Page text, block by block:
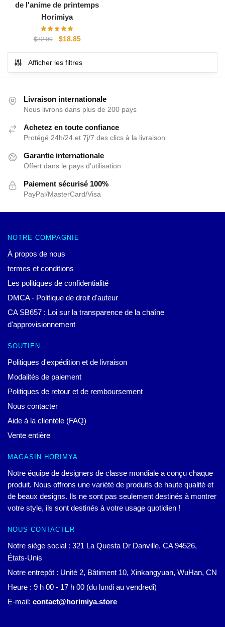
de l'anime de printemps
Horimiya
$22.00
Le
initial
était :
$18.85Le
actuel
est :
Afficher les filtres
Livraison internationale
Nous livrons dans plus de 200 pays
Achetez en toute confiance
Protégé 24h/24 et 7j/7 des clics à la livraison
Garantie internationale
Offert dans le pays d'utilisation
Paiement sécurisé 100%
PayPal/MasterCard/Visa
NOTRE COMPAGNIE
À propos de nous
termes et conditions
Les politiques de confidentialité
DMCA - Politique de droit d'auteur
CA SB657 : Loi sur la transparence de la chaîne
d'approvisionnement
SOUTIEN
Politiques d'expédition et de livraison
Modalités de paiement
Politiques de retour et de remboursement
Nous contacter
Aide à la clientèle (FAQ)
Vente entière
MAGASIN HORIMYA
Notre équipe de designers de classe mondiale a conçu chaque
produit. Nous offrons une variété de produits de haute qualité et
de beaux designs. Ils ne sont pas seulement destinés à montrer
votre style, ils sont destinés à votre usage quotidien !
NOUS CONTACTER
Notre siège social : 321 La Questa Dr Danville, CA 94526,
États-Unis
Notre entrepôt : Unité 2, Bâtiment 10, Xinkangyuan, WuHan, CN
Heure : 9 h 00 - 17 h 00 (du lundi au vendredi)
E-mail: contact@horimiya.store